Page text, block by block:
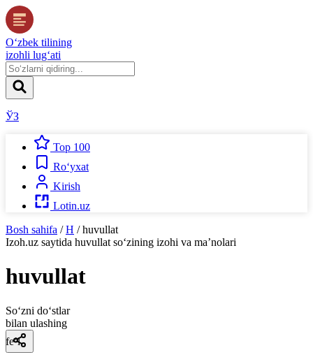
O‘zbek tilining
izohli lug‘ati
ЎЗ
Top 100
Ro‘yxat
Kirish
Lotin.uz
Bosh sahifa / H / huvullat
Izoh.uz saytida huvullat so‘zining izohi va ma’nolari
huvullat
So‘zni do‘stlar
bilan ulashing
fe’l